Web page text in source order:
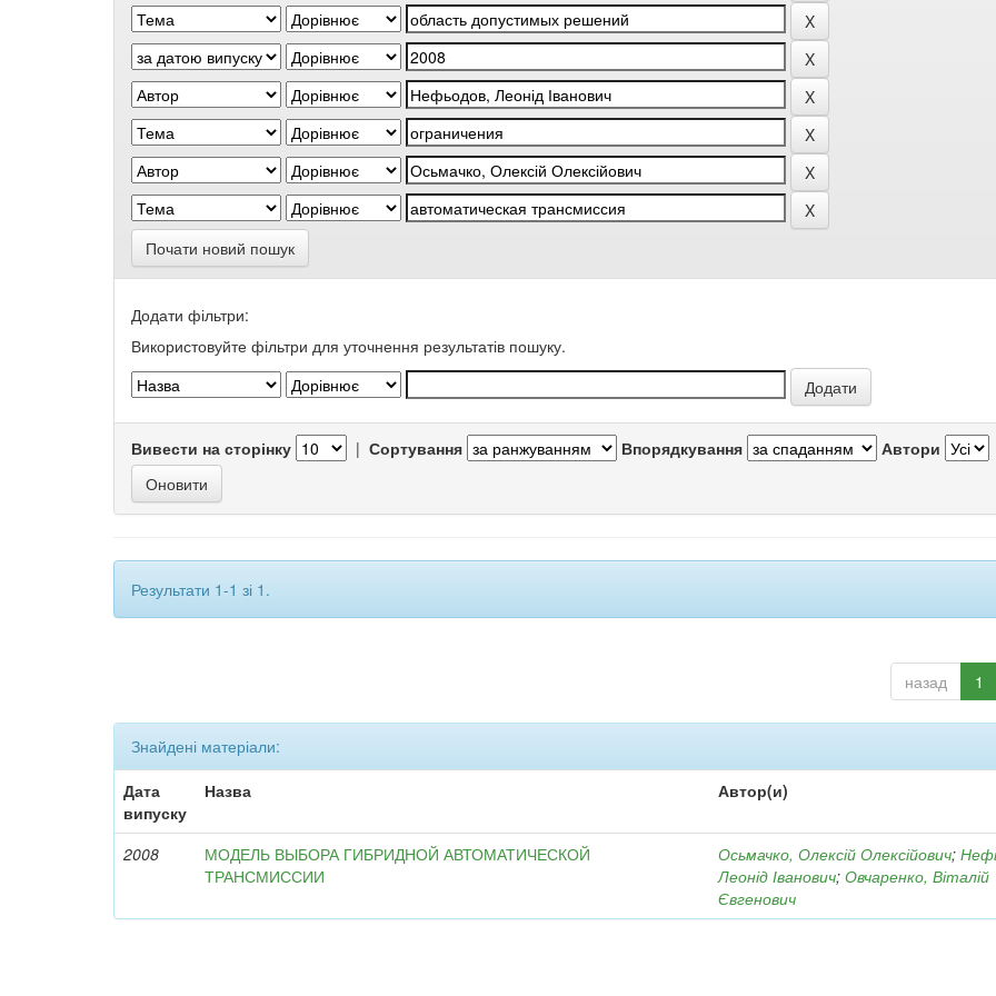
Почати новий пошук
Додати фільтри:
Використовуйте фільтри для уточнення результатів пошуку.
Вивести на сторінку | Сортування Впорядкування Автори
Результати 1-1 зі 1.
назад 1
Знайдені матеріали:
Дата
випуску
Назва Автор(и)
2008
МОДЕЛЬ ВЫБОРА ГИБРИДНОЙ АВТОМАТИЧЕСКОЙ
ТРАНСМИССИИ
Осьмачко, Олексій Олексійович;
Леонід Іванович;Овчаренко, Віталій
Євгенович